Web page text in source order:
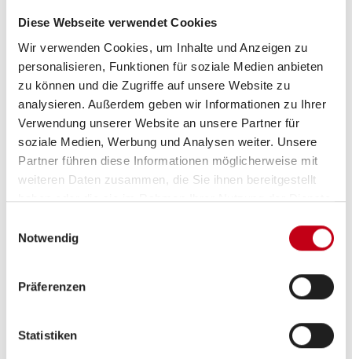
Diese Webseite verwendet Cookies
Wir verwenden Cookies, um Inhalte und Anzeigen zu
personalisieren, Funktionen für soziale Medien anbieten
zu können und die Zugriffe auf unsere Website zu
analysieren. Außerdem geben wir Informationen zu Ihrer
Verwendung unserer Website an unsere Partner für
soziale Medien, Werbung und Analysen weiter. Unsere
Partner führen diese Informationen möglicherweise mit
weiteren Daten zusammen, die Sie ihnen bereitgestellt
haben oder die sie im Rahmen Ihrer Nutzung der Dienste
Notwendig
Präferenzen
Statistiken
Küche
3-Flammkocher
Sonstiges
Vorzelt
Grundrissbeschreibung